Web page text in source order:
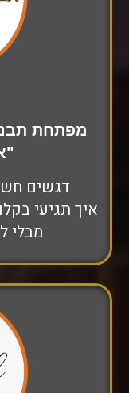
מפתחת
דגשים
איך תגיעי
מבלי